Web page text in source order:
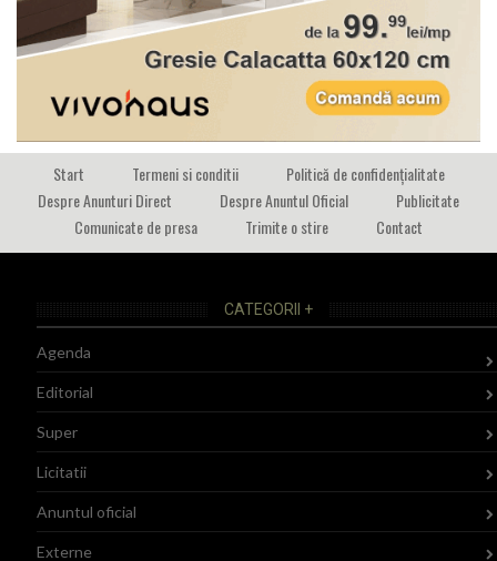
Start Termeni si conditii
Politică de confidențialitate
Despre Anunturi Direct
Despre Anuntul Oficial
Publicitate
Comunicate de presa
Trimite o stire Contact
CATEGORII +
Agenda
Editorial
Super
Licitatii
Anuntul oficial
Externe